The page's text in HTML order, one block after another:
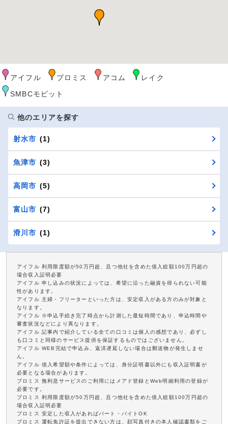
アイフル プロミス アコム
レイク
SMBCモビット
他のエリアを探す
射水市 (1)
魚津市 (3)
高岡市 (5)
富山市 (7)
滑川市 (1)
アイフル 利用限度額が50万円超、且つ他社を含めた借入総額100万円超の
場合収入証明必要
アイフル 申し込みの状況によっては、希望に沿った融資を得られない可能
性があります。
アイフル 主婦・フリーターといった方は、安定収入がある方のみが対象と
なります。
アイフル ※申込手続き完了時点から計測した最短時間であり、申込時間や
審査状況などにより異なります。
アイフル 記事内で紹介している全ての口コミは個人の感想であり、必ずし
も口コミと同様のサービス提供を保証するものではございません。
アイフル WEB完結で申込み、返済遅延しない場合は郵送物が発生しませ
ん。
アイフル 借入希望額や条件によっては、身分証明書以外にも収入証明書が
必要となる場合があります。
プロミス 無利息サービスのご利用にはメアド登録とWeb明細利用の登録が
必要です。
プロミス 利用限度額が50万円超、且つ他社を含めた借入総額100万円超の
場合収入証明必要
プロミス 安定した収入があればパート・バイトOK
プロミス 運転免許証を提出できない方は、顔写真付きの本人確認書類をご